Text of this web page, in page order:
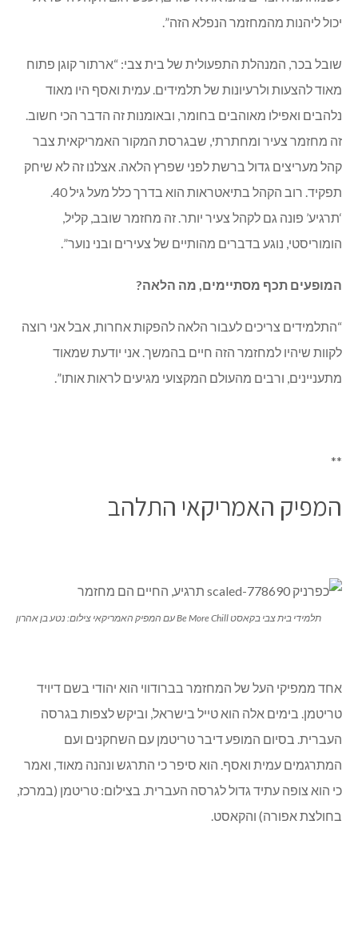
יכול ליהנות מהמחזמר הנפלא הזה”.
שובל בכר, המנהלת התפעולית של בית צבי: “ארתור קוגן פתוח
מאוד להצעות ולרעיונות של תלמידים. עמית ואסף היו מאוד
נלהבים ואפילו מאוהבים בחומר, ובאומנות זה הדבר הכי חשוב.
זה מחזמר צעיר ומחתרתי, שבגרסת המקור האמריקאית צבר
קהל מעריצים גדול ברשת לפני שפרץ הלאה. אצלנו זה לא שיחק
תפקיד. רוב הקהל בתיאטראות הוא בדרך כלל מעל גיל 40.
‘תרגיע’ פונה גם לקהל צעיר יותר. זה מחזמר שובב, קליל,
הומוריסטי, נוגע בדברים מהותיים של צעירים ובני נוער”.
המופעים תכף מסתיימים, מה הלאה?
“התלמידים צריכים לעבור הלאה להפקות אחרות, אבל אני רוצה
לקוות שיהיו למחזמר הזה חיים בהמשך. אני יודעת שמאוד
מתעניינים, ורבים מהעולם המקצועי מגיעים לראות אותו”.
**
המפיק האמריקאי התלהב
תלמידי בית צבי בקאסט Be More Chill עם המפיק האמריקאי צילום: נטע בן אהרון
אחד ממפיקי העל של המחזמר בברודווי הוא יהודי בשם דיויד
טריטמן. בימים אלה הוא טייל בישראל, וביקש לצפות בגרסה
העברית. בסיום המופע דיבר טריטמן עם השחקנים ועם
המתרגמים עמית ואסף. הוא סיפר כי התרגש ונהנה מאוד, ואמר
כי הוא צופה עתיד גדול לגרסה העברית. בצילום: טריטמן (במרכז,
בחולצת אפורה) והקאסט.